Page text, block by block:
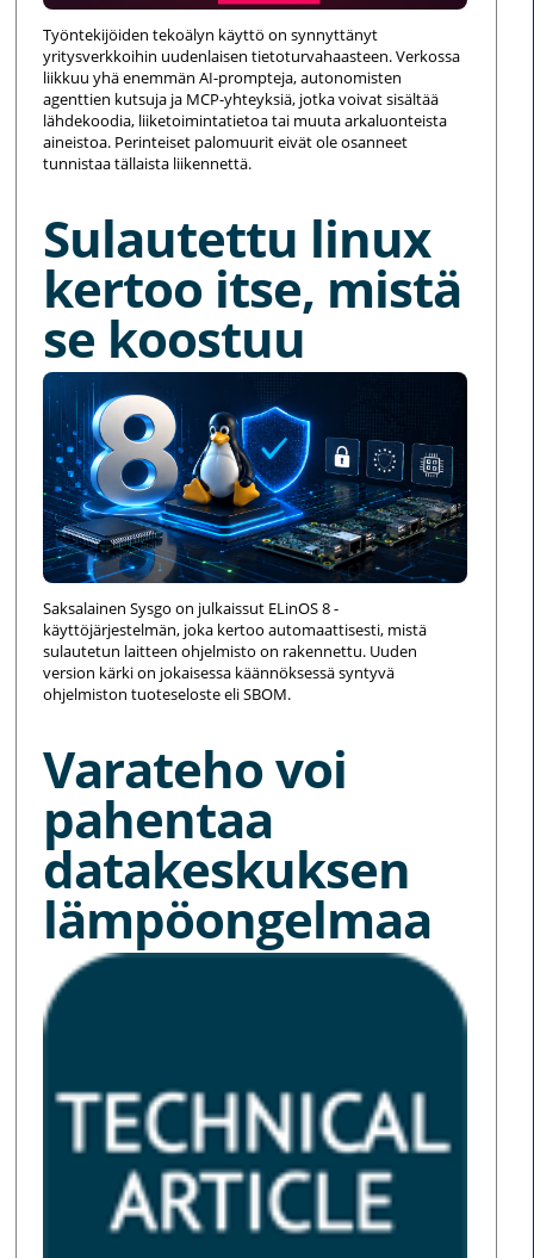
Työntekijöiden tekoälyn käyttö on synnyttänyt
yritysverkkoihin uudenlaisen tietoturvahaasteen. Verkossa
liikkuu yhä enemmän AI-prompteja, autonomisten
agenttien kutsuja ja MCP-yhteyksiä, jotka voivat sisältää
lähdekoodia, liiketoimintatietoa tai muuta arkaluonteista
aineistoa. Perinteiset palomuurit eivät ole osanneet
tunnistaa tällaista liikennettä.
Sulautettu linux
kertoo itse, mistä
se koostuu
Saksalainen Sysgo on julkaissut ELinOS 8 -
käyttöjärjestelmän, joka kertoo automaattisesti, mistä
sulautetun laitteen ohjelmisto on rakennettu. Uuden
version kärki on jokaisessa käännöksessä syntyvä
ohjelmiston tuoteseloste eli SBOM.
Varateho voi
pahentaa
datakeskuksen
lämpöongelmaa